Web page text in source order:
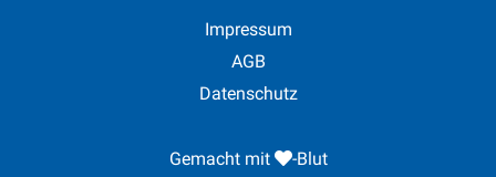
Impressum
AGB
Datenschutz
Gemacht mit
-Blut